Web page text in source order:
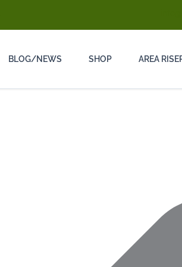
BLOG/NEWS SHOP AREA